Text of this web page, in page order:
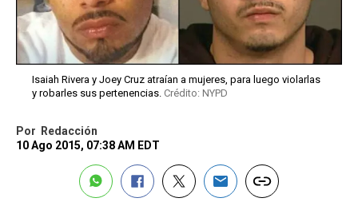
Isaiah Rivera y Joey Cruz atraían a mujeres, para luego violarlas
y robarles sus pertenencias. Crédito: NYPD
Por
Redacción
10 Ago 2015, 07:38 AM EDT